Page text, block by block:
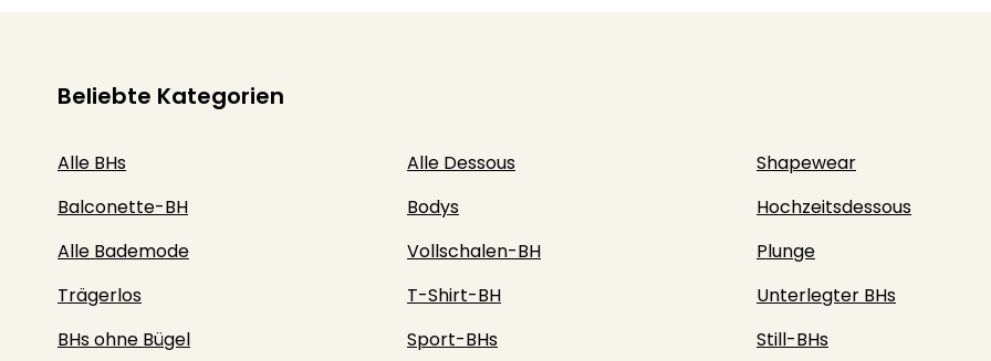
Beliebte Kategorien
Alle BHs Alle Dessous Shapewear
Balconette-BH
Bodys Hochzeitsdessous
Alle Bademode
Vollschalen-BH Plunge
Trägerlos
T-Shirt-BH Unterlegter BHs
BHs ohne Bügel
Sport-BHs Still-BHs